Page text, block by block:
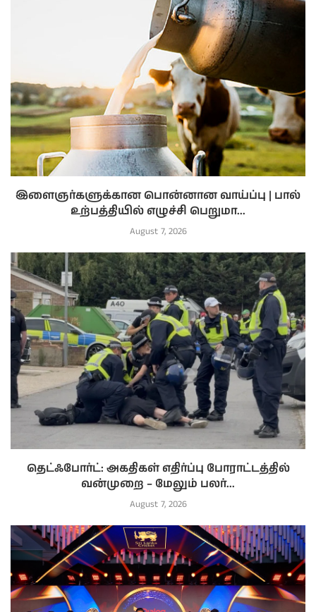
இளைஞர்களுக்கான பொன்னான வாய்ப்பு | பால்
உற்பத்தியில் எழுச்சி பெறுமா...
August 7, 2026
தெட்ஃபோர்ட்: அகதிகள் எதிர்ப்பு போராட்டத்தில்
வன்முறை – மேலும் பலர்...
August 7, 2026